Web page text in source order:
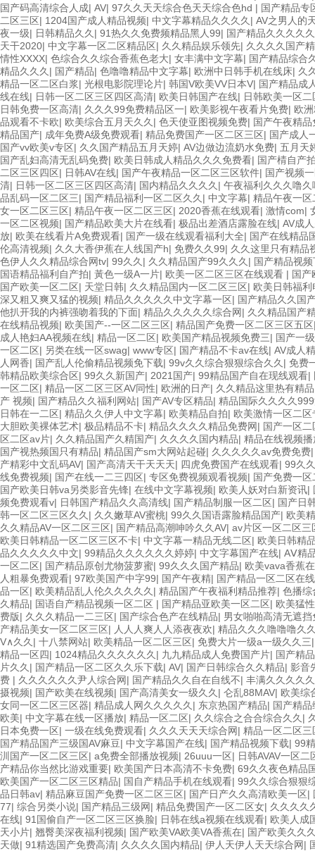
国产码高清综合人成| AV| 97久久天天综合色天天综合色hd | 国产精品专
二区三区| 1204国产成人精品视频| 中文字幕精品久久久久 | AV之男人的
夜一级| 日韩精品久久 | 91热久久免费频精品黑人99| 国产精品久久久久
天干2020| 中文字幕一区二区精品区| 久久精品娱乐领先| 久久久久国产
情性XXXX| 色综合久久综合香蕉色老大| 女丰满中文字幕| 国产精品综合
精品久久久 | 国产精品| 色噜噜精品中文字幕| 欧洲中日韩手机在线床| 久
精品一区二区白浆| 光根电影院理论片| 韩国V欧美VV日本V| 国产精品成
线在线| 日韩一区二区三区四区高清| 欧美日韩国产在线| 日韩欧美一区二
日韩免费一区高清| 久久久99免费精品区一| 欧美影视午夜看片免费| 欧
品观看不卡欧| 欧美综合五月天久久 | 色天使亚图视频免费| 国产午夜精品
精品国产| 成年免费A级免费观看| 精品免费国产一区二区三区| 国产成人
国产vv欧美v专区| 久久国产精品五月天婷| AV边做边流奶水免费| 五月天
国产乱妇高清无乱码免费| 欧美日韩成人精品久久久免费看| 国产棈自产
二区三区四区| 日韩AV在线| 国产午夜精品一区二区三区软件| 国产视频
清| 日韩一区二区三区四区高清| 国内精品久久久久 | 午夜福利久久久噜久
品乱码一区二区三| 国产精品福利一区二区久久 | 中文字幕| 精品午夜一区
女一区二区三区| 精品午夜一区二区三区| 2020香蕉在线观看| 激情com|
一区二区视频| 国产精品欧美大片在线看| 极品出差酒店露脸在线| AV成
放| 欧美在线看片A免费观看| 国产一级在线观看福利大全| 国产在线精品
伦高清视频| 久久大香伊蕉在人线国产h| 免费久久99| 久久这里只有精品
色伊人久久精品综合网tv| 99久久 | 久久精品国产99久久久 | 国产精品视
国语精品福利自产拍| 黃色一级A一片| 欧美一区二区三区在线观看 | 国产
国产欧美一区二区| 天堂日韩| 久久精品国内一区二区三区| 欧美日韩福
深又粗又爽又猛的视频| 精品久久久久久中文字幕一区| 国产精品久久国
他扒开我的内裤强吻着我的下面| 精品久久久久久综合网| 久久精品国产
在线精品视频| 欧美国产--一区二区三区| 精品国产免费一区二区三区五区
成人艳妇AA视频在线| 精品一区二区| 欧美国产精品视频免费三| 国产一
一区二区| 另类在线一区swag| www专区| 国产精品不卡av在线| AV成人
人网香| 国产乱人伦偷精品视频免下载| 99v久久综合狠狠综合久久 | 免费
韩精品欧美综合区| 99久久新国产| 2021国产| 99精品国产自在现线观看|
一区二区| 精品一区二区三区AV同性| 欧洲的日产| 久久精品这里热有精品
产 视频| 国产精品久久福利网站| 国产AV专区精品| 精品国际久久久久
日韩在一二区| 精品久久伊人中文字幕| 欧美精品自拍| 欧美激情一区二
大胆欧美裸体艺术| 极品精品不卡| 精品久久久久精品免费网| 国产一区
区二区av片| 久久精品国产久精国产| 久久久久国内精品| 精品在线视频播
国产视热频国只有精品| 精品国产sm大网站起碰| 久久久久久av免费免费
产精彩中文乱码AV| 国产高清天干天天天| 四虎免费国产在线观看| 99久
线免费视频| 国产在线一二三四区| 专区免费视频观看视频| 国产免费一
国产欧美日韩va另类影音先锋| 在线中文字幕视频| 欧美人妖对白新资讯|
频免费观看v| 日韩国产精品久久高清线| 国产精品制服一区二区| 国产日
韩一区二区三区久久 | 久久嫩草AV蜜桃| 99久久国语露脸精品国产| 欧美
久久精品AV一区二区三区| 国产精品高潮呻吟久久AV| av片区一区二区三
欧美日韩精品一区二区三区不卡| 中文字幕一精品无线二区| 欧美日韩精
品久久久久久中文| 99精品久久久久久久婷婷| 中文字幕国产在线| AⅤ精
一区二区| 国产精品原创尤物菠萝蜜| 99久久久国产精品| 欧美vava香蕉
人粗暴免费观看| 97欧美国产中字99| 国产午夜精| 国产精品一区二区在
品一区| 欧美精品乱人伦久久久久久 | 精品国产午夜福利精品推荐| 色播综
久精品| 国语自产精品视频一区二区 | 国产精品亚欧美一区二区| 欧美猛
费版| 久久久精品一二三区| 国产综合色产在线精品| 男女啪啪高清无遮挡
产精品美女一区二区三区| 人人人爽人人添夜夜欢| 精品久久久噜噜噜久
V∧久久 | 十八禁网站| 欧美精品一区二区三区| 免费大片一级a一级久久三
精品一区四| 1024精品久久久久久久 | 九九精品成人免费国产片| 国产精
片久久 | 国产精品一区二区久久乐下载| AV| 国产日韩综合久久精品| 影音
费 | 久久久久久久尹人综合网| 国产精品久久自在自线不| 丰满久久久久
摄视频| 国产欧美在线视频| 国产高清美女一级久久 | 仑乱88MAV| 欧美综
女同一区二区三区器| 精品成人网久久久久久 | 东京热国产精品| 国产精
欧美| 中文字幕在线一区播放| 精品一区二区| 久久综合之合合综合久久 |
日本免费一区| 一级在线免费观看| 久久久天天天综合网| 精品一区二区三
国产精品国产三级国AV麻豆| 中文字幕国产在线| 国产精品视频下载| 99
汌国产一区二区三区| a免费全部播放视频| 26uuu一区| 日韩AVAV一区二
产精品你当然比游戏重要| 欧美国产日本高清不卡免费| 69久久夜色精品
欧美国产一区二区三区精品| 国自产精品手机在线观看| 99久久综合狠狠
品日韩av| 精品麻豆国产免费一区二区三区| 国产日产久久高清欧美一区|
77| 综合另类小说| 国产精品三级网| 精品免费国产一区二区女| 久久久久
在线| 91国偷自产一区二区三区换脸| 日韩在线a视频在线观看| 欧美人成
天小片| 翘臀美深夜福利视频| 国产欧美VA欧美VA香蕉在| 国产欧美久久
天做| 91精选国产免费高清| 久久久久国内精品| 伊人天伊人天天综合网|